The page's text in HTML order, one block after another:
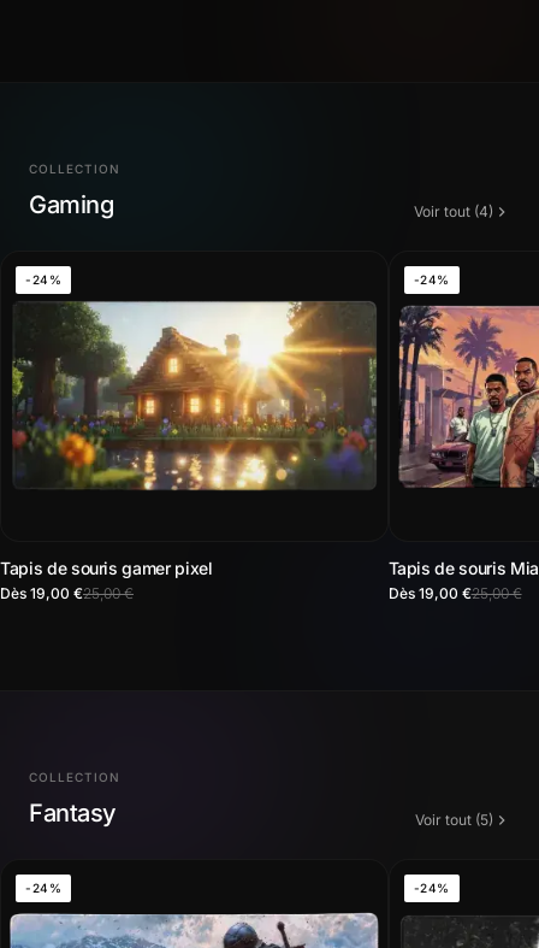
COLLECTION
Gaming Voir tout (4)
-24%
Tapis de souris gamer pixel
Dès 19,00 €25,00 €
-24%
Tapis de souris
Dès 19,00 €25,00 €
COLLECTION
Fantasy Voir tout (5)
-24% -24%